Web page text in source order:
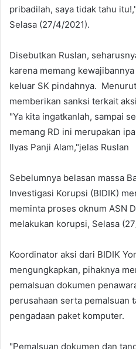
pribadilah, saya tidak tahu
Selasa (27/4/2021).
Disebutkan Ruslan,
karena memang
keluar SK pindahnya.
memberikan sanksi terkait
"Ya kita ingatkanlah, sampai
memang RD ini merupakan
Ilyas Panji Alam,"jelas Ruslan
Sebelumnya belasan massa
Investigasi Korupsi (BIDIK)
meminta proses oknum ASN
melakukan korupsi, Selasa
Koordinator aksi dari BIDIK
mengungkapkan, pihaknya
pemalsuan dokumen
perusahaan serta pemalsuan
pengadaan paket komputer.
"Pemalsuan dokumen dan